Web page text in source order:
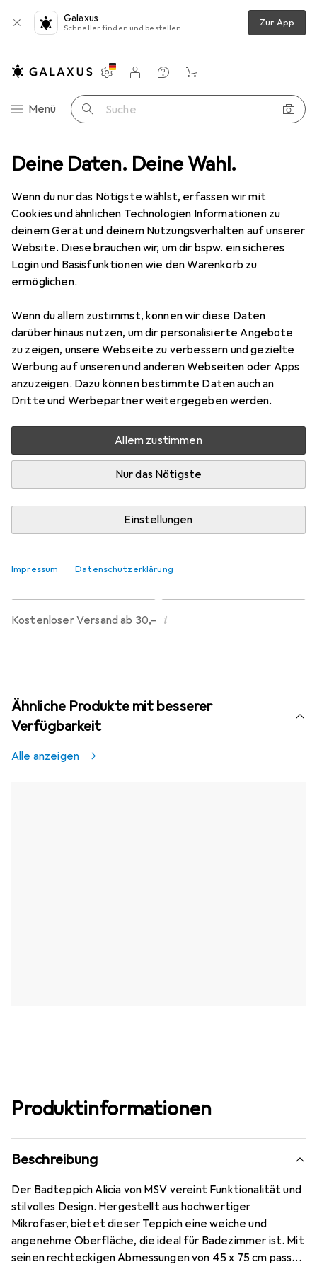
Deine Daten. Deine Wahl.
Wenn du nur das Nötigste wählst, erfassen wir mit
Cookies und ähnlichen Technologien Informationen zu
deinem Gerät und deinem Nutzungsverhalten auf unserer
Website. Diese brauchen wir, um dir bspw. ein sicheres
Login und Basisfunktionen wie den Warenkorb zu
ermöglichen.
Wenn du allem zustimmst, können wir diese Daten
darüber hinaus nutzen, um dir personalisierte Angebote
zu zeigen, unsere Webseite zu verbessern und gezielte
Werbung auf unseren und anderen Webseiten oder Apps
anzuzeigen. Dazu können bestimmte Daten auch an
Dritte und Werbepartner weitergegeben werden.
Allem zustimmen
Nur das Nötigste
Einstellungen
Impressum Datenschutzerklärung
Galaxus
Schneller finden und bestellen Zur App
Navigation nach Kategorien
Menü Suche
Einstellungen
Kundenkonto
Vergleichslisten
Merklisten
Warenkorb
Heimtextilien Badtextilien Badteppich
4 Bilder
MSV Alicia
Preis in EUR inkl. MwSt.
EUR
23,62
Bewertungen Marke
Mehr von MSV
Zwischen Di, 18.8. und Di, 25.8. geliefert
Mehr als 10 Stück an Lager beim Lieferanten
Benachrichtigen, wenn schneller verfügbar
Lieferort angeben für genaue Lieferzeit
Kostenloser Versand ab 30,– i
Ähnliche Produkte mit besserer
Verfügbarkeit
Alle anzeigen
Produktinformationen
Beschreibung
Der Badteppich Alicia von MSV vereint Funktionalität und
stilvolles Design. Hergestellt aus hochwertiger
Mikrofaser, bietet dieser Teppich eine weiche und
angenehme Oberfläche, die ideal für Badezimmer ist. Mit
seinen rechteckigen Abmessungen von 45 x 75 cm passt